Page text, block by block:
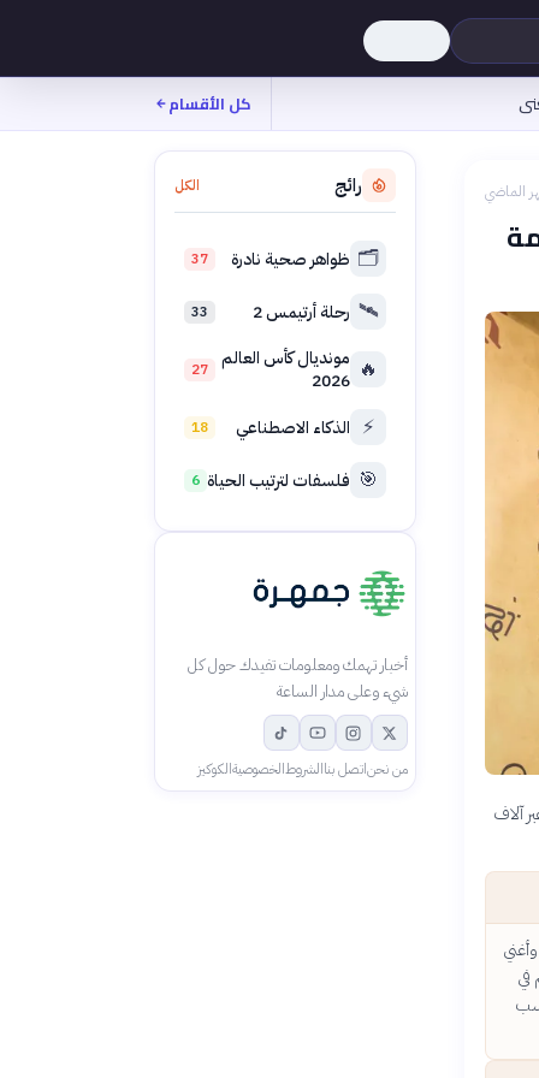
كل الأقسام
الماضي
آلاف
في
رائج الكل
🗂️ ظواهر صحية نادرة 37
🛰️ رحلة أرتيمس 2 33
🔥 مونديال كأس العالم
2026
27
⚡ الذكاء الاصطناعي 18
🎯 فلسفات لترتيب الحياة 6
أخبار تهمك ومعلومات تفيدك حول كل
شيء وعلى مدار الساعة
من نحناتصل بناالشروطالخصوصيةالكوكيز